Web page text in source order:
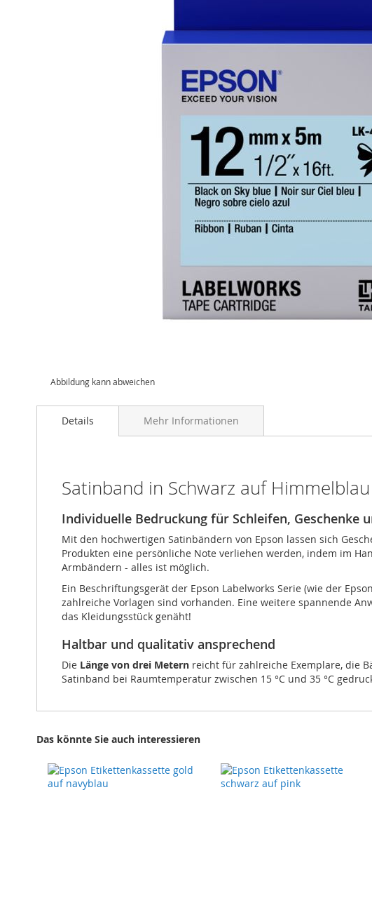
Abbildung kann abweichen
Details
Satinband in Schwarz auf
Individuelle Bedruckung für Schleifen, Geschenke
Mit den hochwertigen Satinbändern von Epson lassen sich
Produkten eine persönliche Note verliehen werden, indem im
Armbändern - alles ist möglich.
Ein Beschriftungsgerät der Epson Labelworks Serie (wie der
zahlreiche Vorlagen sind vorhanden. Eine weitere spannende
das Kleidungsstück genäht!
Haltbar und qualitativ ansprechend
Die Länge von drei Metern reicht für zahlreiche Exemplare, die
Satinband bei Raumtemperatur zwischen 15 °C und 35 °C
Mehr Informationen
Das könnte Sie auch interessieren